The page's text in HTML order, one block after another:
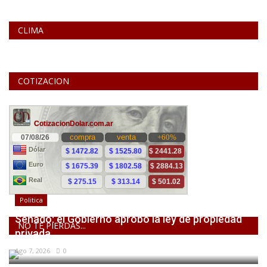
CLIMA
COTIZACION
NO TE PIERDAS...
Politica
Senado: el Gobierno aprobó la ley de propiedad
privada,...
Ago 7, 2026 0